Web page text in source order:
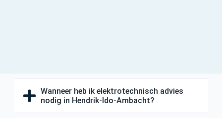
Wanneer heb ik elektrotechnisch advies
nodig in Hendrik-Ido-Ambacht?